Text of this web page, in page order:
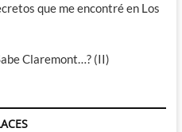
que me encontré en Los
Claremont…? (II)